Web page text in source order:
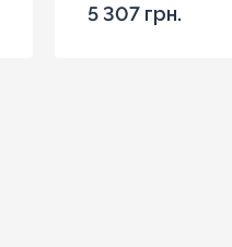
5 307 грн.